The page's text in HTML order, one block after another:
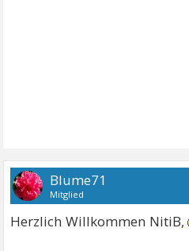
Blume71
Mitglied
Herzlich Willkommen NitiB,